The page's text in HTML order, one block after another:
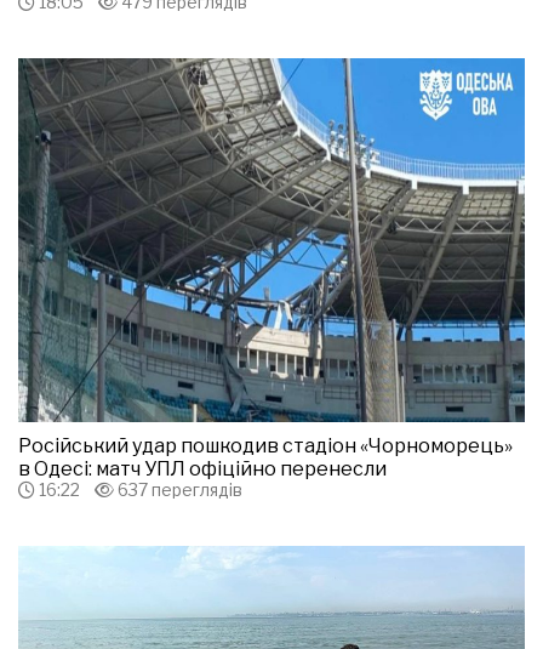
Російський удар пошкодив стадіон «Чорноморець»
в Одесі: матч УПЛ офіційно перенесли
16:22 637 переглядів